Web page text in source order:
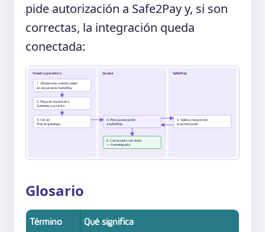
pide autorización a Safe2Pay y, si son
correctas, la integración queda
conectada:
Usted (operador) Quaza Safe2Pay
1. Obtiene las credenciales
en el panel de Safe2Pay
2. Pega en la pestaña
Gateway y guarda
3. Clic en
Probar gateway
4. Pide autorización
a Safe2Pay
6. Conectado con éxito
— homologado
5. Valida y responde
la autorización
Glosario
Término Qué significa